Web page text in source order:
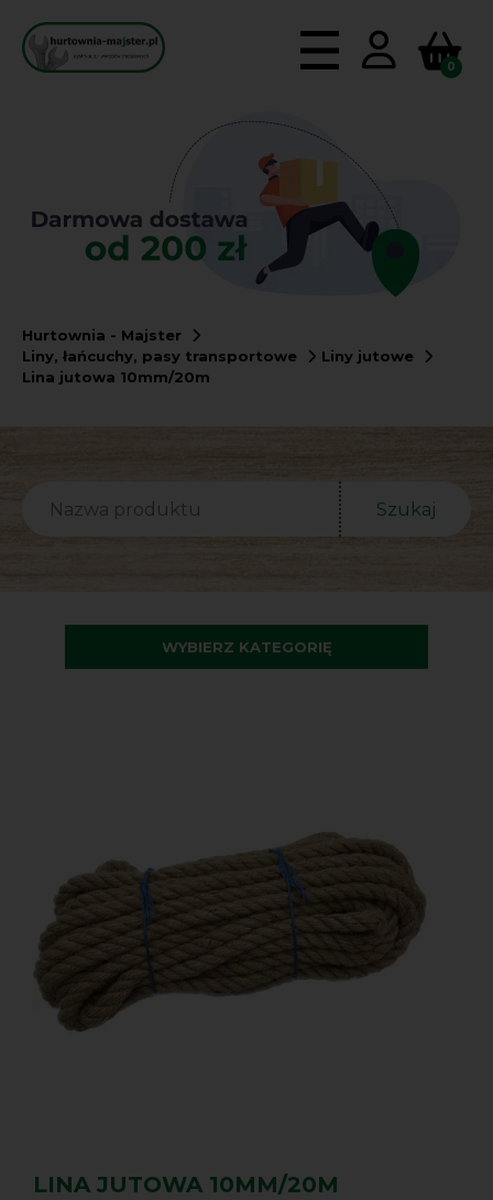
0
Hurtownia - Majster
Liny, łańcuchy, pasy transportowe
Liny jutowe
Lina jutowa 10mm/20m
WYBIERZ KATEGORIĘ
Szukaj
LINA JUTOWA 10MM/20M